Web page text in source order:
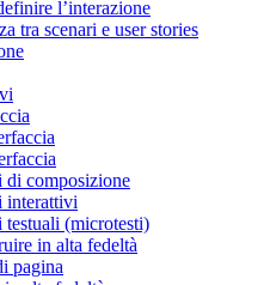
l’interazione
tra scenari e user stories
di composizione
interattivi
testuali (microtesti)
in alta fedeltà
pagina